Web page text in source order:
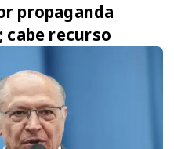
propaganda
recurso